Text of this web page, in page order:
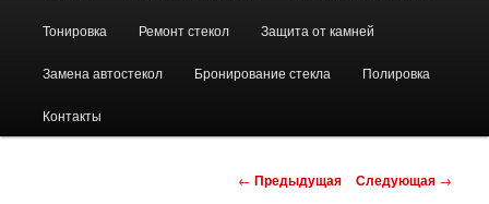
Тонировка Ремонт стекол Защита от камней
Замена автостекол Бронирование стекла Полировка
Контакты
Навигация
← Предыдущая Следующая →